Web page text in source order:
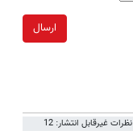
ارسال
نظرات غیرقابل انتشار: 12